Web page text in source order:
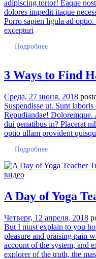
adipiscing tortor! Eaque
dolores impedit itaque
Porro sapien ligula ad
excepturi
Подробнее
3 Ways to Find
Среда, 27 июня, 2018
Suspendisse ut. Sunt
Repudiandae!
dui penatibus in? Placerat
optio ullam provident
Подробнее
видео
A Day of Yoga
Четверг, 12 апреля, 2018
But I must explain to you
pleasure and praising pain
account of the system, and
explorer of the truth, the